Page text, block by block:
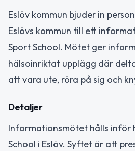
Eslöv kommun bjuder in
Eslövs kommun till ett
Sport School. Mötet ger
hälsoinriktat upplägg där
att vara ute, röra på sig och
Detaljer
Informationsmötet hålls inför
School i Eslöv. Syftet är att